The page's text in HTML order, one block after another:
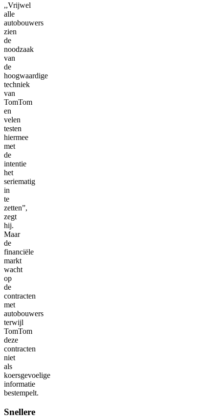
,,Vrijwel
alle
autobouwers
zien
de
noodzaak
van
de
hoogwaardige
techniek
van
TomTom
en
velen
testen
hiermee
met
de
intentie
het
seriematig
in
te
zetten”,
zegt
hij.
Maar
de
financiële
markt
wacht
op
de
contracten
met
autobouwers
terwijl
TomTom
deze
contracten
niet
als
koersgevoelige
informatie
bestempelt.
Snellere